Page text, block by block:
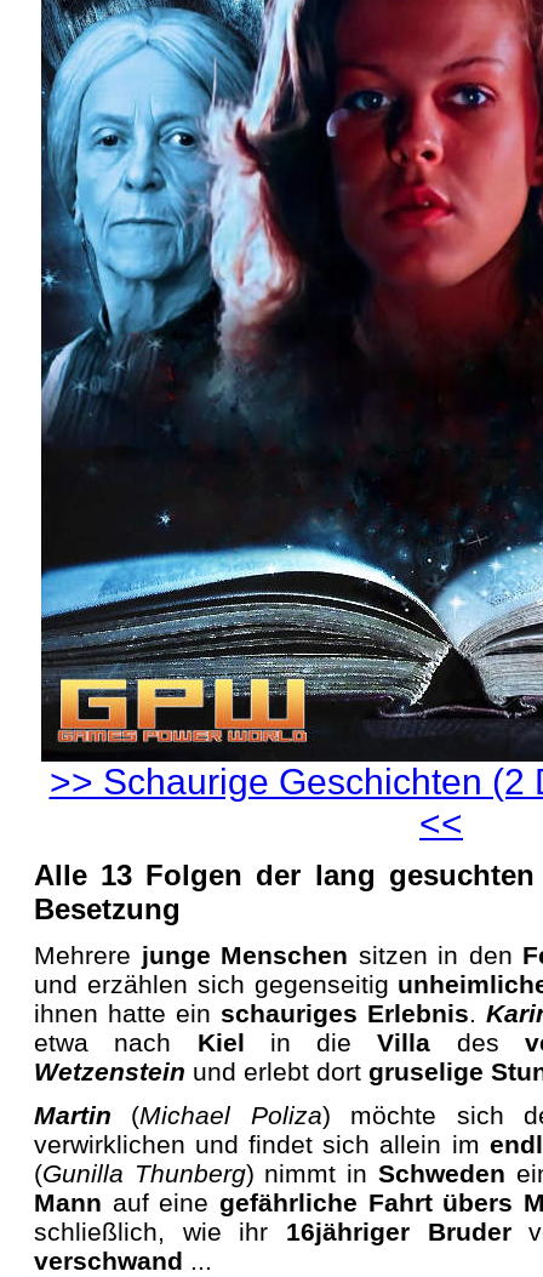
>> Schaurige Geschichten (2
<<
Alle 13 Folgen der lang
Besetzung
Mehrere junge Menschen sitzen in den
und erzählen sich gegenseitig
ihnen hatte ein schauriges Erlebnis.
etwa nach Kiel in dieVilla des
Wetzenstein und erlebt dort gruselige
Martin (Michael Poliza) möchte sich
verwirklichen und findet sich allein im
(Gunilla Thunberg) nimmt in Schweden
Mann auf eine gefährliche Fahrt übers
schließlich, wie ihr 16jähriger Bruder
verschwand ...